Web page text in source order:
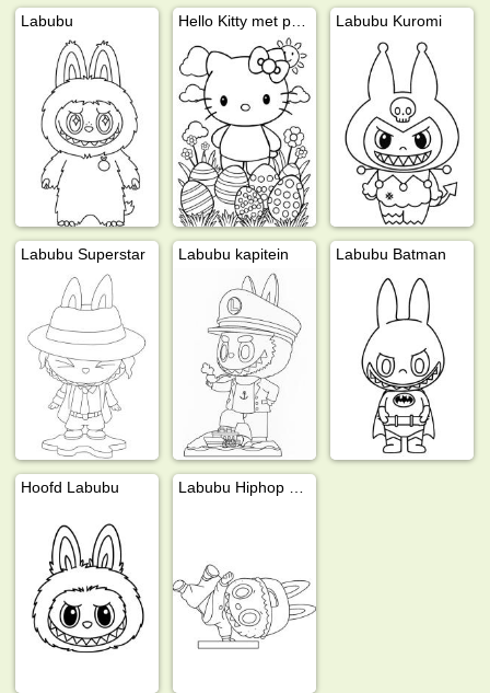
Labubu Labubu Kuromi
Labubu Superstar Labubu kapitein Labubu Batman
Hoofd Labubu